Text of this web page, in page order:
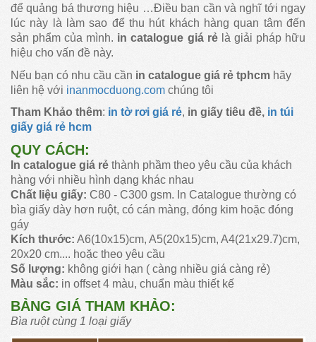
để quảng bá thương hiệu …Điều bạn cần và nghĩ tới ngay
lúc này là làm sao để thu hút khách hàng quan tâm đến
sản phẩm của mình. in catalogue giá rẻlà giải pháp hữu
hiệu cho vấn đề này.
Nếu bạn có nhu cầu cần in catalogue giá rẻ tphcm hãy
liên hệ với inanmocduong.com chúng tôi
Tham Khảo thêm: in tờ rơi giá rẻ, in giấy tiêu đề, in túi
giấy giá rẻ hcm
QUY CÁCH:
In catalogue giá rẻ thành phầm theo yêu cầu của khách
hàng với nhiều hình dạng khác nhau
Chất liệu giấy: C80 - C300 gsm. In Catalogue thường có
bìa giấy dày hơn ruột, có cán màng, đóng kim hoặc đóng
gáy
Kích thước: A6(10x15)cm, A5(20x15)cm, A4(21x29.7)cm,
20x20 cm.... hoặc theo yêu cầu
Số lượng: không giới hạn ( càng nhiều giá càng rẻ)
Màu sắc: in offset 4 màu, chuẩn màu thiết kế
BẢNG GIÁ THAM KHẢO:
Bìa ruột cùng 1 loại giấy